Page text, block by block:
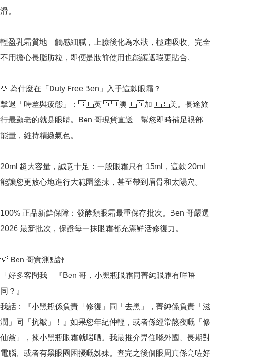
滑。
輕盈乳霜質地：觸感細膩，上臉後化為水狀，極速吸收。完全
不用擔心長脂肪粒，即便是妝前使用也能讓遮瑕更貼合。
💎 為什麼在「Duty Free Ben」入手這款眼霜？
擊退「時差與疲態」：🇬🇧英 🇦🇺澳 🇨🇦加 🇺🇸美。長途旅
行最顯老的就是眼睛。Ben 哥現貨直送，幫您即時補足眼部
能量，維持精緻氣色。
20ml 超大容量，誠意十足：一般眼霜只有 15ml，這款 20ml
能讓您更放心地進行大範圍塗抹，甚至帶到眉骨和太陽穴。
100% 正品新鮮保障：發酵類眼霜最重保存批次。Ben 哥嚴選
2026 最新批次，保證每一抹眼霜都充滿鮮活修復力。
💡 Ben 哥實測點評
「好多客問我：『Ben 哥，小黑瓶眼霜同菁純眼霜有咩唔
同？』
我話：『小黑瓶係負責「修復」同「去黑」，菁純係負責「滋
潤」同「抗皺」！』如果您年紀仲輕，或者係經常熬夜嘅「修
仙黨」，揀小黑瓶眼霜就啱晒。我最推介畀住喺外國、長期對
電腦、或者有黑眼圈困擾嘅姊妹。查完之後個眼周真係亮咗好